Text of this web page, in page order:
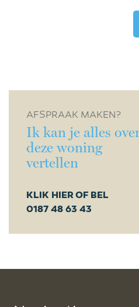
AFSPRAAK MAKEN?
Ik kan je alles
deze woning
vertellen
KLIK HIER OF BEL
0187 48 63 43